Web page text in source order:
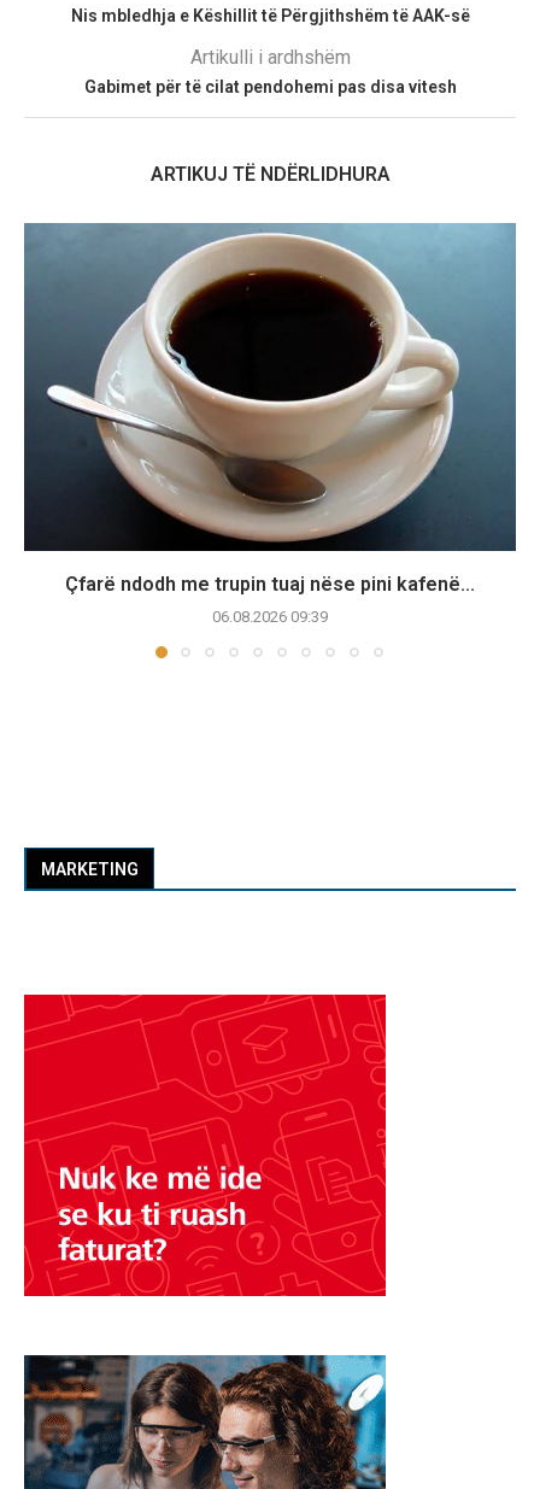
Nis mbledhja e Këshillit të Përgjithshëm të AAK-së
Artikulli i ardhshëm
Gabimet për të cilat pendohemi pas disa vitesh
ARTIKUJ TË NDËRLIDHURA
Çfarë ndodh me trupin tuaj nëse pini kafenë...
06.08.2026 09:39
MARKETING